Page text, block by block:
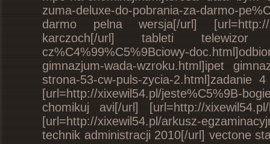
zuma-deluxe-do-pobrania-za-darmo-
darmo pelna wersja[/url] [url=http://
karczoch[/url] tableti telewizor 7
cz%C4%99%C5%9Bciowy-
gimnazjum-wada-wzroku.html]ipet
strona-53-cw-puls-zycia-
[url=http://xixewil54.pl/jeste%C5%9B-
chomikuj avi[/url] [url=http://
[url=http://xixewil54.pl/arkusz-
technik administracji 2010[/url] vectone